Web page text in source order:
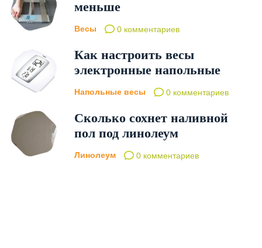
меньше
Весы 0 комментариев
Как настроить весы
электронные напольные
Напольные весы 0 комментариев
Сколько сохнет наливной
пол под линолеум
Линолеум 0 комментариев